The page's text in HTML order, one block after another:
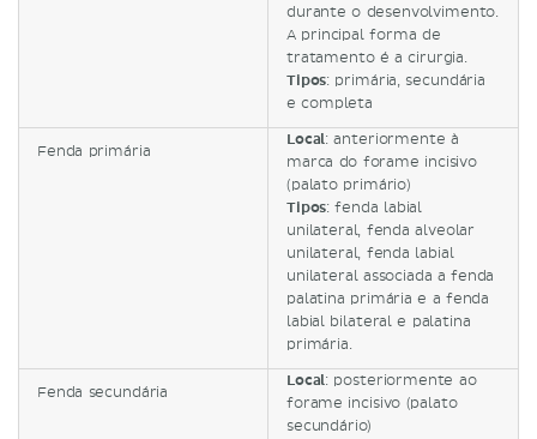
durante o desenvolvimento.
A principal forma de
tratamento é a cirurgia.
Tipos: primária, secundária
e completa
Fenda primária
Local: anteriormente à
marca do forame incisivo
(palato primário)
Tipos: fenda labial
unilateral, fenda alveolar
unilateral, fenda labial
unilateral associada a fenda
palatina primária e a fenda
labial bilateral e palatina
primária.
Fenda secundária
Local: posteriormente ao
forame incisivo (palato
secundário)